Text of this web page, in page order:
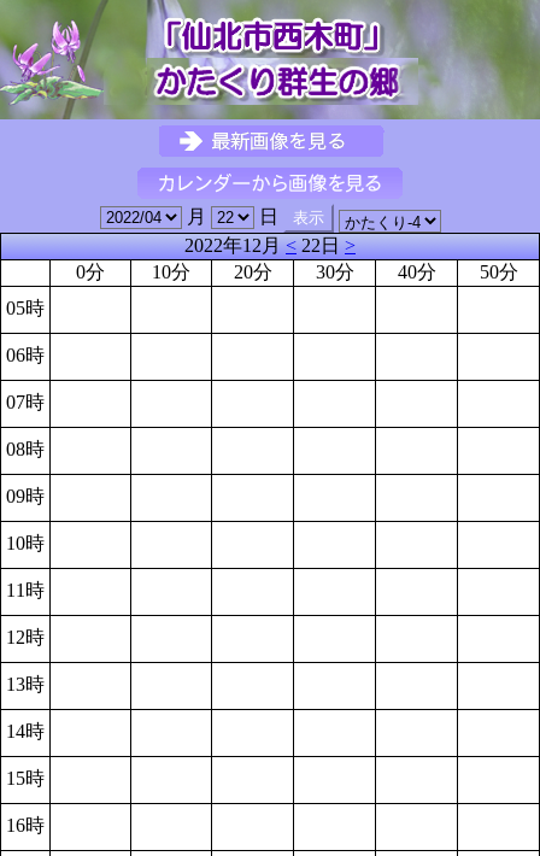
月
日
2022年12月<22日>
0分
10分 20分 30分 40分
50分
05時
06時
07時
08時
09時
10時
11時
12時
13時
14時
15時
16時